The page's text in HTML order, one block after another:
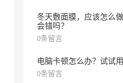
冬天敷面膜，应该怎么
会错吗？
0条留言
电脑卡顿怎么办？试试
0条留言